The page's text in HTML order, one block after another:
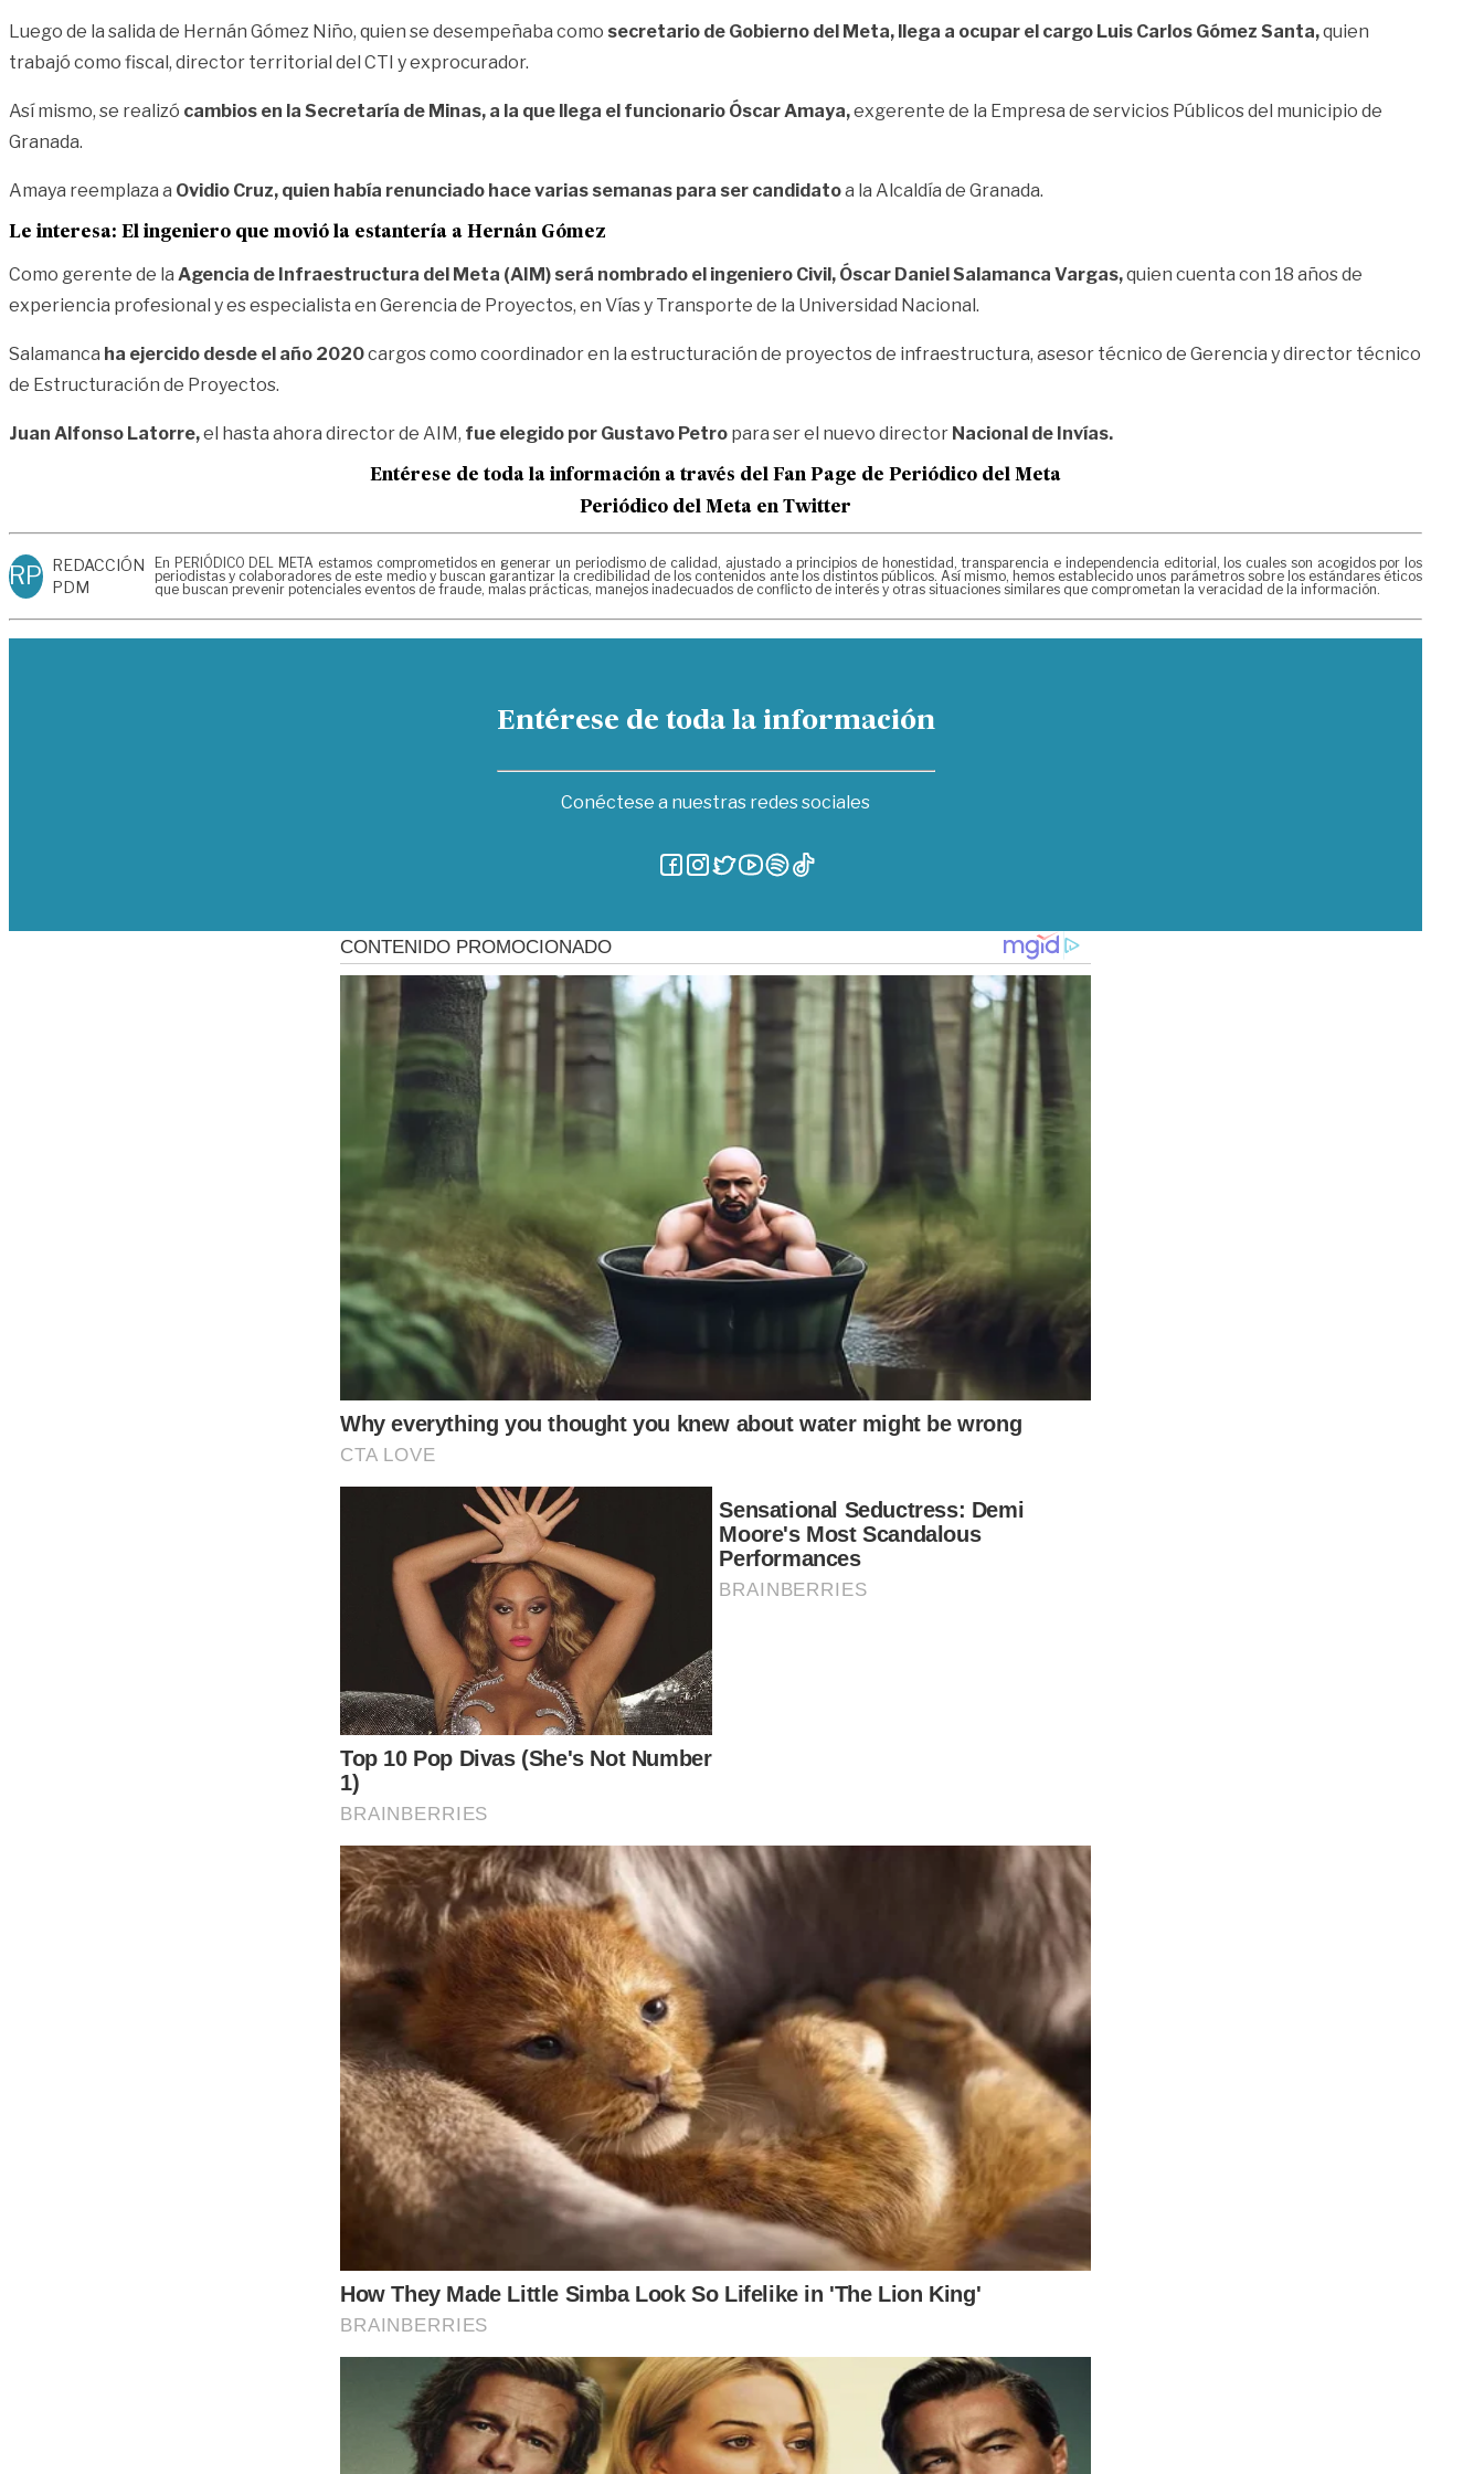
Luego de la salida de Hernán Gómez Niño, quien se desempeñaba como secretario de Gobierno del Meta, llega a ocupar el cargo Luis Carlos Gómez Santa,quien
trabajó como fiscal, director territorial del CTI y exprocurador.
Así mismo, se realizó cambios en la Secretaría de Minas, a la que llega el funcionario Óscar Amaya,exgerente de la Empresa de servicios Públicos del municipio de
Granada.
Amaya reemplaza a Ovidio Cruz, quien había renunciado hace varias semanas para ser candidatoa la Alcaldía de Granada.
Le interesa: El ingeniero que movió la estantería a Hernán Gómez
Como gerente de la Agencia de Infraestructura del Meta (AIM) será nombrado el ingeniero Civil, Óscar Daniel Salamanca Vargas,quien cuenta con 18 años de
experiencia profesional y es especialista en Gerencia de Proyectos, en Vías y Transporte de la Universidad Nacional.
Salamanca ha ejercido desde el año 2020cargos como coordinador en la estructuración de proyectos de infraestructura, asesor técnico de Gerencia y director técnico
de Estructuración de Proyectos.
Juan Alfonso Latorre,el hasta ahora director de AIM, fue elegido por Gustavo Petro para ser el nuevo director Nacional de Invías.
Entérese de toda la información a través del Fan Page de Periódico del Meta
Periódico del Meta en Twitter
RP REDACCIÓN
PDM
En PERIÓDICO DEL META estamos comprometidos en generar un periodismo de calidad, ajustado a principios de honestidad, transparencia e independencia editorial, los cuales son acogidos por los
periodistas y colaboradores de este medio y buscan garantizar la credibilidad de los contenidos ante los distintos públicos. Así mismo, hemos establecido unos parámetros sobre los estándares éticos
que buscan prevenir potenciales eventos de fraude, malas prácticas, manejos inadecuados de conflicto de interés y otras situaciones similares que comprometan la veracidad de la información.
Entérese de toda la información
Conéctese a nuestras redes sociales